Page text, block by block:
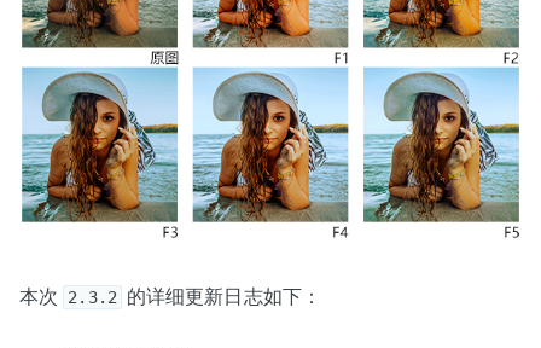
本次 2.3.2 的详细更新日志如下：